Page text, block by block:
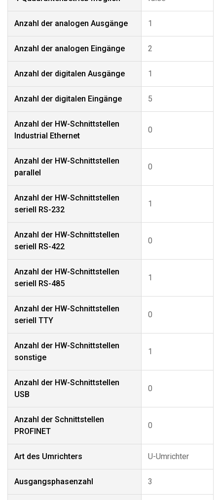
Anzahl der analogen Ausgänge 1
Anzahl der analogen Eingänge 2
Anzahl der digitalen Ausgänge 1
Anzahl der digitalen Eingänge 5
Anzahl der HW-Schnittstellen
Industrial Ethernet
0
Anzahl der HW-Schnittstellen
parallel
0
Anzahl der HW-Schnittstellen
seriell RS-232
1
Anzahl der HW-Schnittstellen
seriell RS-422
0
Anzahl der HW-Schnittstellen
seriell RS-485
1
Anzahl der HW-Schnittstellen
seriell TTY
0
Anzahl der HW-Schnittstellen
sonstige
1
Anzahl der HW-Schnittstellen
USB
0
Anzahl der Schnittstellen
PROFINET
0
Art des Umrichters U-Umrichter
Ausgangsphasenzahl 3